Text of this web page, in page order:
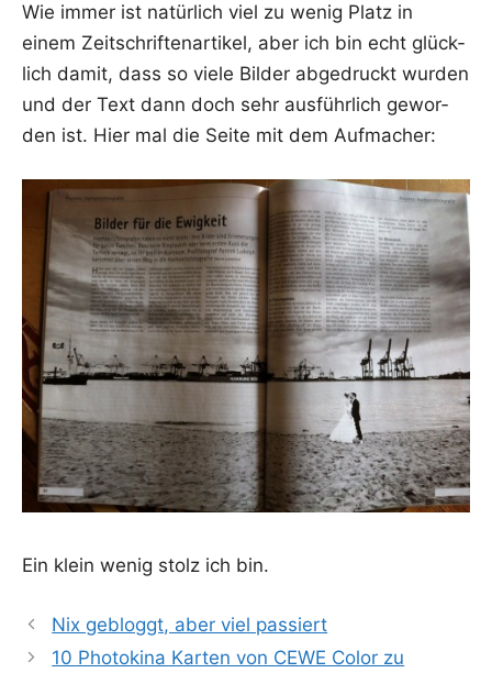
Wie immer ist natür­lich viel zu wenig Platz in
einem Zeit­schrif­ten­ar­ti­kel, aber ich bin echt glück­
lich damit, dass so vie­le Bil­der abge­druckt wur­den
und der Text dann doch sehr aus­führ­lich gewor­
den ist. Hier mal die Sei­te mit dem Aufmacher:
Ein klein wenig stolz ich bin.
Nix gebloggt, aber viel passiert
10 Photokina Karten von CEWE Color zu